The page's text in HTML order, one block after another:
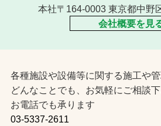
本社〒164-0003 東京都中野
会社概要を見
各種施設や設備等に関する施工や
どんなことでも、お気軽にご相談
お電話でも承ります
03-5337-2611